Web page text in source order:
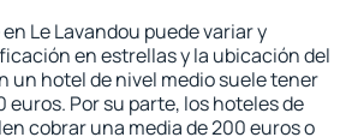
Le Lavandou puede variar y
en estrellas y la ubicación del
un hotel de nivel medio suele tener
euros. Por su parte, los hoteles de
cobrar una media de 200 euros o